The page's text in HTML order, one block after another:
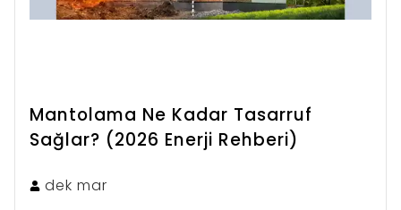
Mantolama Ne Kadar Tasarruf
Sağlar? (2026 Enerji Rehberi)
dek mar